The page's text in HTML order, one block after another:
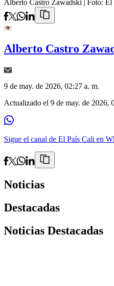
Alberto Castro Zawadski | Foto: El
Alberto Castro
9 de may. de 2026, 02:27 a. m.
Actualizado el 9 de may. de 2026,
Sigue el canal de El País Cali en
Noticias
Destacadas
Noticias Destacadas